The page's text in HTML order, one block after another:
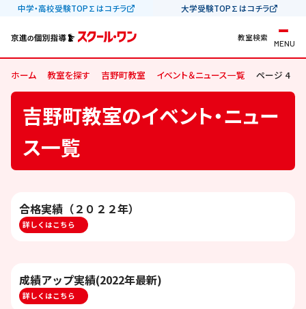
中学・高校受験TOP∑はコチラ 大学受験TOP∑はコチラ
教室検索
MENU
ホーム 教室を探す 吉野町教室 イベント＆ニュース一覧 ページ 4
吉野町教室のイベント・ニュー
ス一覧
合格実績（２０２２年）
詳しくはこちら
成績アップ実績(2022年最新)
詳しくはこちら